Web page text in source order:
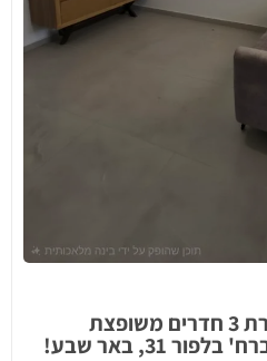
למכירה בבלעדיות – דירת 3 חדרים משופצת